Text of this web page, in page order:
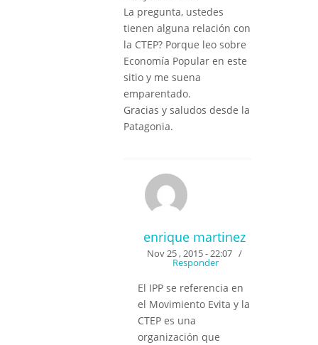
La pregunta, ustedes
tienen alguna relación con
la CTEP? Porque leo sobre
Economía Popular en este
sitio y me suena
emparentado.
Gracias y saludos desde la
Patagonia.
enrique martinez
Nov 25 , 2015 - 22:07 /
Responder
El IPP se referencia en
el Movimiento Evita y la
CTEP es una
organización que